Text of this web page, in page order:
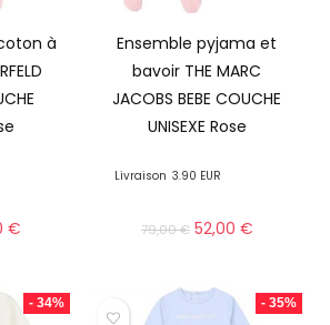
à
€
Ensemble pyjama et
bavoir THE MARC
JACOBS BEBE COUCHE
UNISEXE Rose
Livraison 3.90 EUR
79,00€ 52,00 €
- 34% - 35%